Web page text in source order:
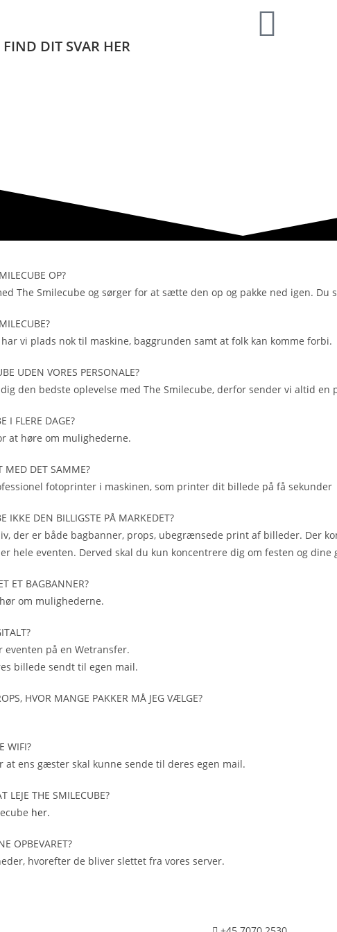
DIT SVAR HER
OP?​
The Smilecube og sørger for at sætte den op og pakke ned igen. Du
vi plads nok til maskine, baggrunden samt at folk kan komme forbi.
UDEN VORES PERSONALE?​
den bedste oplevelse med The Smilecube, derfor sender vi altid en
I FLERE DAGE?​
at høre om mulighederne.
MED DET SAMME?​​
fotoprinter i maskinen, som printer dit billede på få sekunder
IKKE DEN BILLIGSTE PÅ MARKEDET?​
der er både bagbanner, props, ubegrænsede print af billeder. Der
hele eventen. Derved skal du kun koncentrere dig om festen og dine
ET BAGBANNER?​​
om mulighederne.
på en Wetransfer.
billede sendt til egen mail.
HVOR MANGE PAKKER MÅ JEG VÆLGE?​​
WIFI?​
at ens gæster skal kunne sende til deres egen mail.
LEJE THE SMILECUBE?​
her.
OPBEVARET?​
hvorefter de bliver slettet fra vores server.